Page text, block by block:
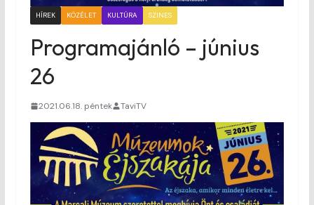
HÍREK KÖZÉLET KULTÚRA SZINES
Programajánló – június
26
2021.06.18. péntek TaviTV